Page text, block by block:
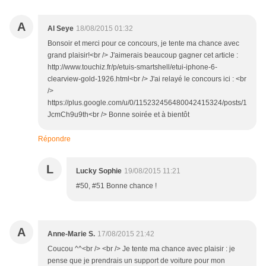
A Al Seye 18/08/2015 01:32
Bonsoir et merci pour ce concours, je tente ma chance avec
grand plaisir!<br /> J'aimerais beaucoup gagner cet article :
http://www.touchiz.fr/p/etuis-smartshell/etui-iphone-6-
clearview-gold-1926.html<br /> J'ai relayé le concours ici : <br
/>
https://plus.google.com/u/0/115232456480042415324/posts/1
JcmCh9u9th<br /> Bonne soirée et à bientôt
Répondre
L Lucky Sophie 19/08/2015 11:21
#50, #51 Bonne chance !
A Anne-Marie S. 17/08/2015 21:42
Coucou ^^<br /> <br /> Je tente ma chance avec plaisir : je
pense que je prendrais un support de voiture pour mon